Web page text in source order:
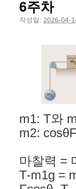
6주차
작성일: 2026-04-
m1: T와
m2:
마찰력 =
T-m1g =